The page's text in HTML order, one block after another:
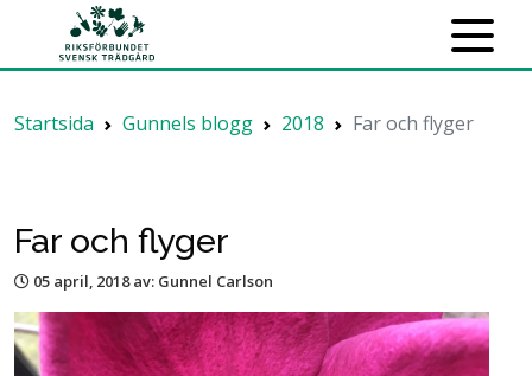
Startsida Gunnels blogg 2018 Far och flyger
Far och flyger
05 april, 2018 av: Gunnel Carlson